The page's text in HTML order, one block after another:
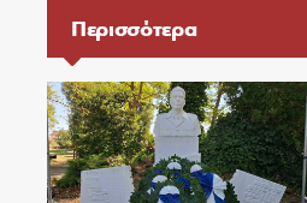
Περισσότερα